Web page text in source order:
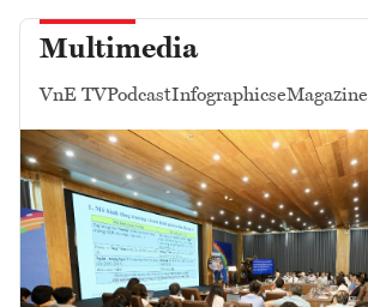
Multimedia
VnE TVPodcastInfographicseMagazine